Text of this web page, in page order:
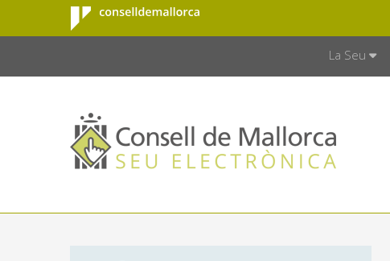
Salta al contingut principal
Consell de
Mallorca
La Seu